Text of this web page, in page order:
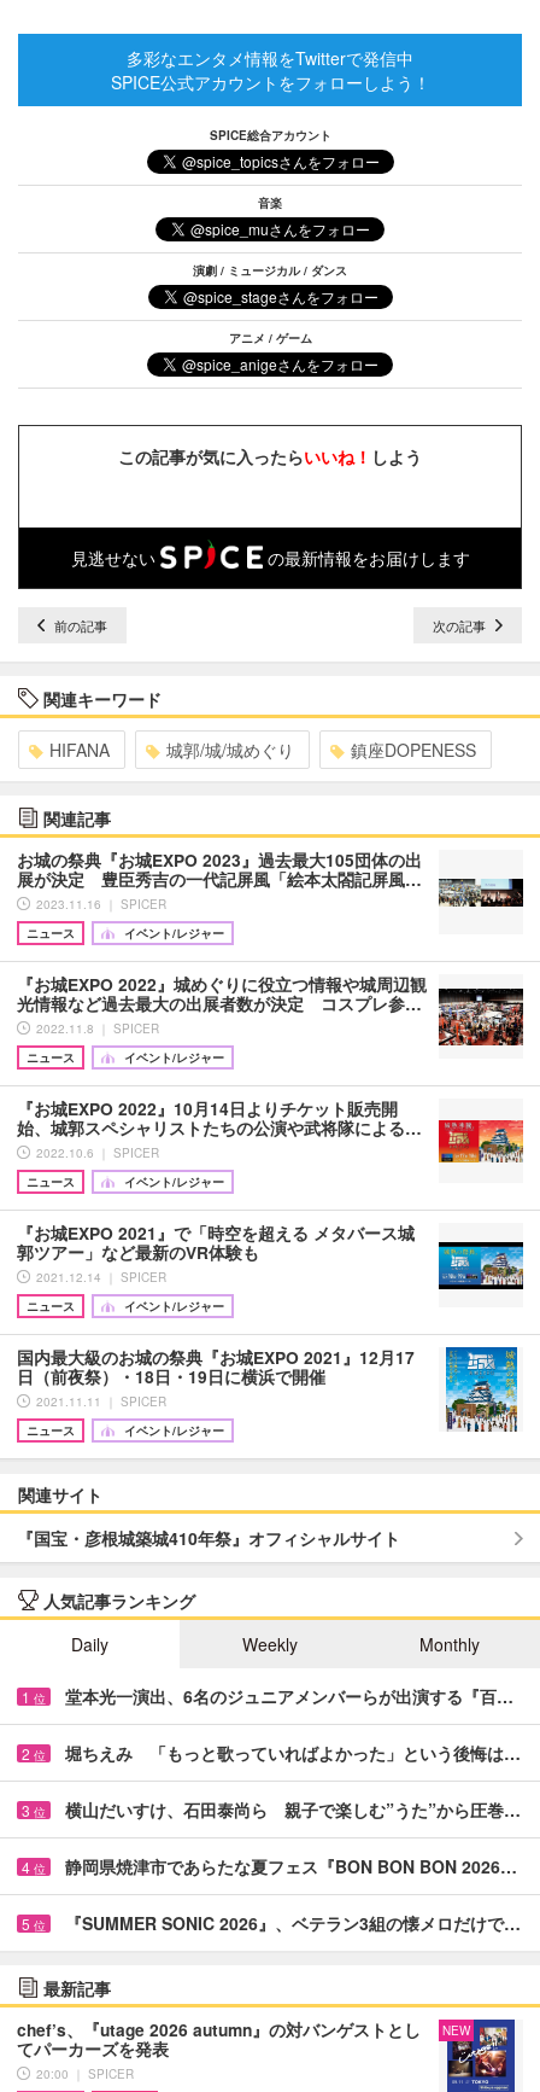
多彩なエンタメ情報をTwitterで発信中
SPICE公式アカウントをフォローしよう！
SPICE総合アカウント
音楽
演劇 / ミュージカル / ダンス
アニメ / ゲーム
この記事が気に入ったらいいね！ しよう
見逃せない の最新情報をお届けします
前の記事 次の記事
関連キーワード
HIFANA 城郭/城/城めぐり 鎮座DOPENESS
関連記事
お城の祭典『お城EXPO 2023』過去最大105団体の出
展が決定 豊臣秀吉の一代記屏風「絵本太閤記屏風…
2023.11.16 ｜ SPICER
ニュース
イベント/レジャー
『お城EXPO 2022』城めぐりに役立つ情報や城周辺観
光情報など過去最大の出展者数が決定 コスプレ参…
2022.11.8 ｜ SPICER
ニュース
イベント/レジャー
『お城EXPO 2022』10月14日よりチケット販売開
始、城郭スペシャリストたちの公演や武将隊による…
2022.10.6 ｜ SPICER
ニュース
イベント/レジャー
『お城EXPO 2021』で「時空を超える メタバース城
郭ツアー」など最新のVR体験も
2021.12.14 ｜ SPICER
ニュース
イベント/レジャー
国内最大級のお城の祭典『お城EXPO 2021』12月17
日（前夜祭）・18日・19日に横浜で開催
2021.11.11 ｜ SPICER
ニュース
イベント/レジャー
関連サイト
『国宝・彦根城築城410年祭』オフィシャルサイト
人気記事ランキング
Daily
Weekly Monthly
1 位 堂本光一演出、6名のジュニアメンバーらが出演する『百…
2 位 堀ちえみ 「もっと歌っていればよかった」という後悔は…
3 位 横山だいすけ、石田泰尚ら 親子で楽しむ”うた”から圧巻…
4 位 静岡県焼津市であらたな夏フェス『BON BON BON 2026…
5 位 『SUMMER SONIC 2026』、ベテラン3組の懐メロだけで…
最新記事
chef’s、『utage 2026 autumn』の対バンゲストとし
てパーカーズを発表
20:00 ｜ SPICER
NEW